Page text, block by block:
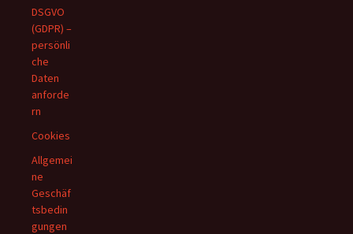
DSGVO
(GDPR) –
persönli
che
Daten
anforde
rn
Cookies
Allgemei
ne
Geschäf
tsbedin
gungen